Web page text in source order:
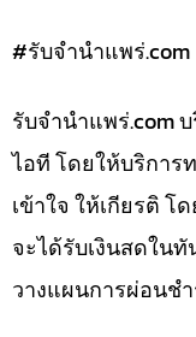
#รับจํานําแพร่.com
รับจํานําแพร่.com
ไอที โดยให้บริการ
เข้าใจ ให้เกียรติ โ
จะได้รับเงินสดใน
วางแผนการผ่อนช